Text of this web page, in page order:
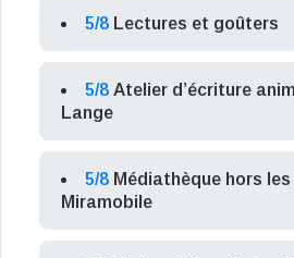
5/8 Lectures et goûters
5/8 Atelier d’écriture
Lange
5/8 Médiathèque hors
Miramobile